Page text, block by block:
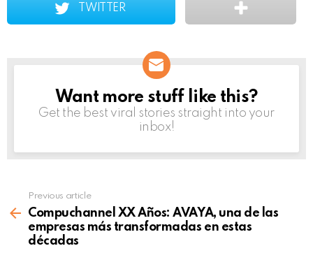
TWITTER
NEWSLETTER
Want more stuff like this?
Get the best viral stories straight into your
inbox!
more
Previous article
Compuchannel XX Años: AVAYA, una de las
empresas más transformadas en estas
décadas